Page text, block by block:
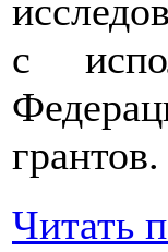
с
грантов.
Читать